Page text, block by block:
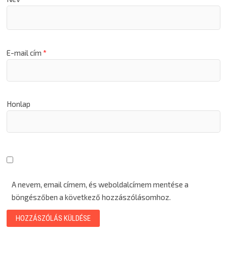
E-mail cím*
Honlap
A nevem, email címem, és weboldalcímem mentése a
böngészőben a következő hozzászólásomhoz.